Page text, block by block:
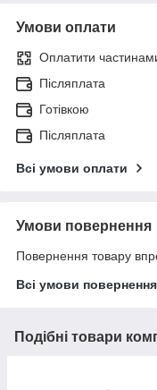
Умови оплати
Оплатити
Післяплата
Готівкою
Післяплата
Всі умови оплати
Умови повернення
Повернення товару
Всі умови повернення
Подібні товари